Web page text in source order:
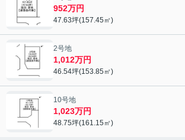
952万円
47.63坪(157.45㎡)
2号地
1,012万円
46.54坪(153.85㎡)
10号地
1,023万円
48.75坪(161.15㎡)